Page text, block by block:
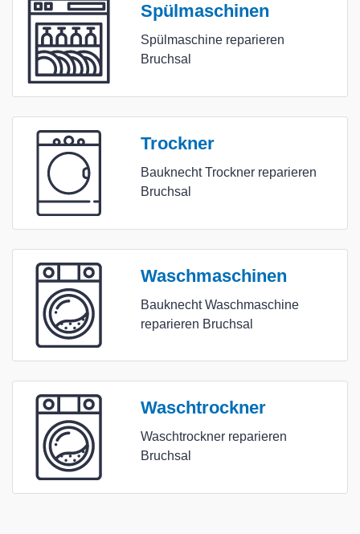
Spülmaschinen
Spülmaschine reparieren
Bruchsal
Trockner
Bauknecht Trockner reparieren
Bruchsal
Waschmaschinen
Bauknecht Waschmaschine
reparieren Bruchsal
Waschtrockner
Waschtrockner reparieren
Bruchsal